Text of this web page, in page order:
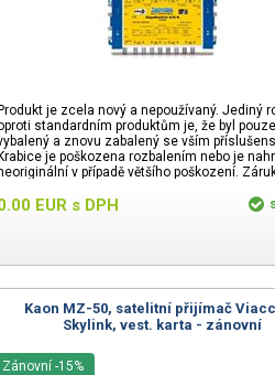
Produkt je zcela nový a nepoužívaný. Jediný
standardním produktům je, že byl pouze
a znovu zabalený se vším
Krabice je poškozena rozbalením nebo je
v případě většího poškození.
EUR s DPH
Kaon MZ-50, satelitní přijímač
Skylink, vest. karta - zánovní
Zánovní -15%